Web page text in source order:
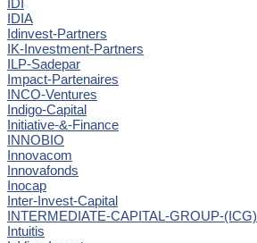
IDIA
Idinvest-Partners
IK-Investment-Partners
ILP-Sadepar
Impact-Partenaires
INCO-Ventures
Indigo-Capital
Initiative-&-Finance
INNOBIO
Innovacom
Innovafonds
Inocap
Inter-Invest-Capital
INTERMEDIATE-CAPITAL-GROUP-(ICG)
Intuitis